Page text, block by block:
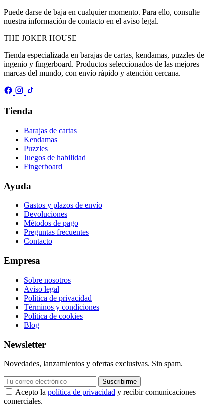
Puede darse de baja en cualquier momento. Para ello, consulte
nuestra información de contacto en el aviso legal.
THE JOKER HOUSE
Tienda especializada en barajas de cartas, kendamas, puzzles de
ingenio y fingerboard. Productos seleccionados de las mejores
marcas del mundo, con envío rápido y atención cercana.
Tienda
Barajas de cartas
Kendamas
Puzzles
Juegos de habilidad
Fingerboard
Ayuda
Gastos y plazos de envío
Devoluciones
Métodos de pago
Preguntas frecuentes
Contacto
Empresa
Sobre nosotros
Aviso legal
Política de privacidad
Términos y condiciones
Política de cookies
Blog
Newsletter
Novedades, lanzamientos y ofertas exclusivas. Sin spam.
Suscribirme
Acepto la política de privacidad y recibir comunicaciones
comerciales.